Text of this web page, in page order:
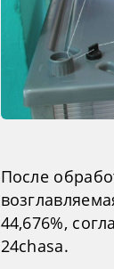
После
44,676%,
24chasa.